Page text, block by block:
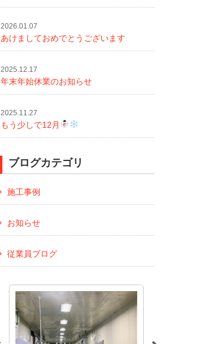
2026.01.07
あけましておめでとうございます
2025.12.17
年末年始休業のお知らせ
2025.11.27
もう少しで12月
ブログカテゴリ
施工事例
お知らせ
従業員ブログ